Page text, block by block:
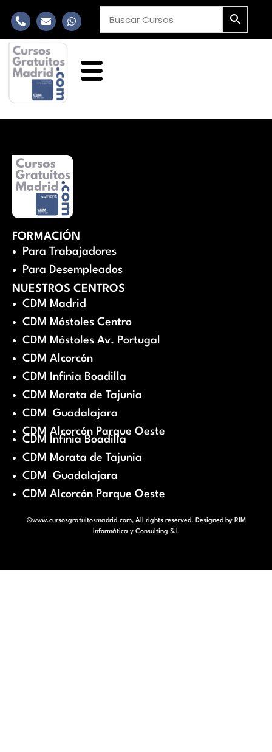
FORMACIÓN
Para Trabajadores
Para Desempleados
NUESTROS CENTROS
CDM Madrid
CDM Móstoles Centro
CDM Móstoles Av. Portugal
CDM Alcorcón
CDM Infinia Boadilla
CDM Morata de Tajunia
CDM Guadalajara
CDM Alcorcón Parque Oeste
CDM Infinia Boadilla
CDM Morata de Tajunia
CDM Guadalajara
CDM Alcorcón Parque Oeste
©www.cursosgratuitosmadrid.com, All rights reserved. Designed by RIM
Informática y Consulting S.L